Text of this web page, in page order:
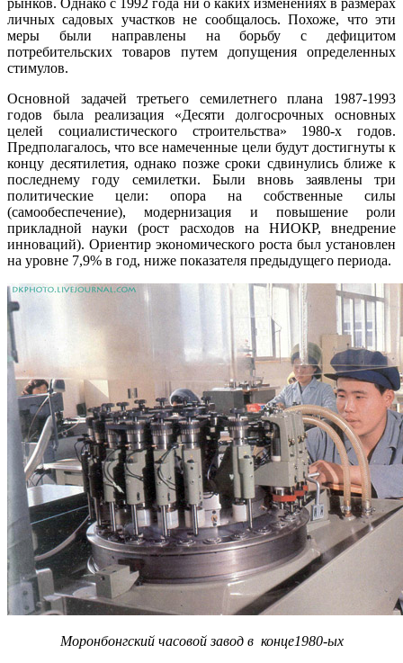
рынков. Однако с 1992 года ни о каких изменениях в размерах
личных садовых участков не сообщалось. Похоже, что эти
меры были направлены на борьбу с дефицитом
потребительских товаров путем допущения определенных
стимулов.
Основной задачей третьего семилетнего плана 1987-1993
годов была реализация «Десяти долгосрочных основных
целей социалистического строительства» 1980-х годов.
Предполагалось, что все намеченные цели будут достигнуты к
концу десятилетия, однако позже сроки сдвинулись ближе к
последнему году семилетки. Были вновь заявлены три
политические цели: опора на собственные силы
(самообеспечение), модернизация и повышение роли
прикладной науки (рост расходов на НИОКР, внедрение
инноваций). Ориентир экономического роста был установлен
на уровне 7,9% в год, ниже показателя предыдущего периода.
Моронбонгский часовой завод в конце1980-ых